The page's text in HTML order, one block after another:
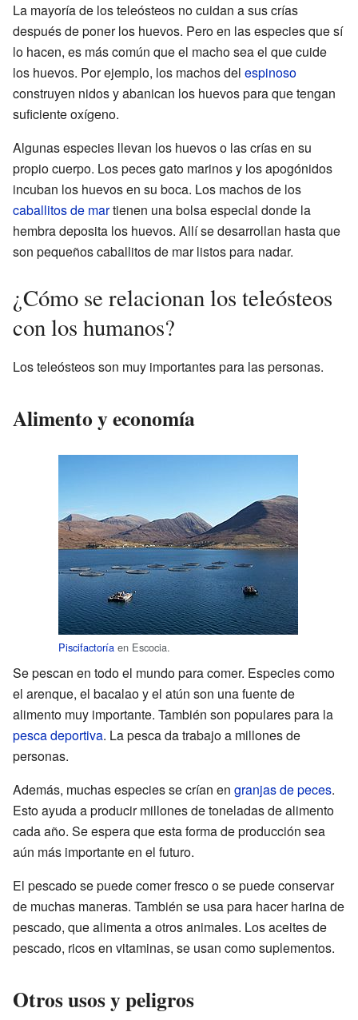
La mayoría de los teleósteos no cuidan a sus crías
después de poner los huevos. Pero en las especies que sí
lo hacen, es más común que el macho sea el que cuide
los huevos. Por ejemplo, los machos del espinoso
construyen nidos y abanican los huevos para que tengan
suficiente oxígeno.
Algunas especies llevan los huevos o las crías en su
propio cuerpo. Los peces gato marinos y los apogónidos
incuban los huevos en su boca. Los machos de los
caballitos de martienen una bolsa especial donde la
hembra deposita los huevos. Allí se desarrollan hasta que
son pequeños caballitos de mar listos para nadar.
¿Cómo se relacionan los teleósteos
con los humanos?
Los teleósteos son muy importantes para las personas.
Alimento y economía
Piscifactoría en Escocia.
Se pescan en todo el mundo para comer. Especies como
el arenque, el bacalao y el atún son una fuente de
alimento muy importante. También son populares para la
pesca deportiva. La pesca da trabajo a millones de
personas.
Además, muchas especies se crían en granjas de peces.
Esto ayuda a producir millones de toneladas de alimento
cada año. Se espera que esta forma de producción sea
aún más importante en el futuro.
El pescado se puede comer fresco o se puede conservar
de muchas maneras. También se usa para hacer harina de
pescado, que alimenta a otros animales. Los aceites de
pescado, ricos en vitaminas, se usan como suplementos.
Otros usos y peligros